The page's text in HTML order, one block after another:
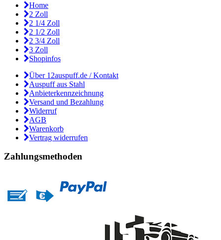
Home
2 Zoll
2 1/4 Zoll
2 1/2 Zoll
2 3/4 Zoll
3 Zoll
Shopinfos
Über 12auspuff.de / Kontakt
Auspuff aus Stahl
Anbieterkennzeichnung
Versand und Bezahlung
Widerruf
AGB
Warenkorb
Vertrag widerrufen
Zahlungsmethoden